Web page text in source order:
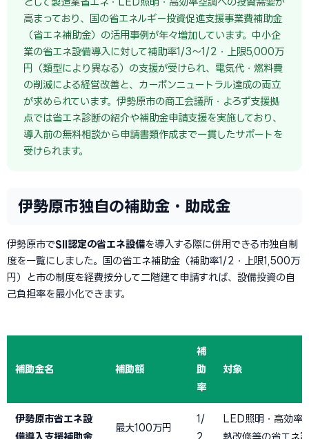
高まっており、国の省エネルギー投資促進支援事業費補助金
（省エネ補助金）の活用事例が年々増加しています。中小企
業の省エネ設備導入に対して補助率1/3〜1/2・上限5,000万
円（類型により異なる）の支援が受けられ、電気代・燃料費
の削減による経営改善と、カーボンニュートラル達成の両立
が求められています。伊勢原市の商工会議所・よろず支援拠
点では省エネ診断の紹介や補助金申請支援を実施しており、
導入前の無料相談から申請書類作成まで一貫したサポートを
受けられます。
伊勢原市独自の補助金・助成金
伊勢原市でSII認定の省エネ設備を導入する際に併用できる市独自制
度を一覧にしました。国の省エネ補助金（補助率1/2・上限1,500万
円）と市の制度を経費按分して二階建て申請すれば、設備投資の自
己負担率を最小化できます。
補助金名 補助額
補
助
率
対象
伊勢原市省エネ設
備導入支援補助金
最大100万円
1/
2
LED照明・高効率
熱改修等の省エネ